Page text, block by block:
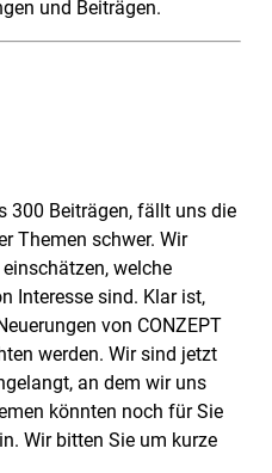
und Beiträgen.
300 Beiträgen, fällt uns die
Themen schwer. Wir
welche
Interesse sind. Klar ist,
von CONZEPT
werden. Wir sind jetzt
an dem wir uns
könnten noch für Sie
Wir bitten Sie um kurze